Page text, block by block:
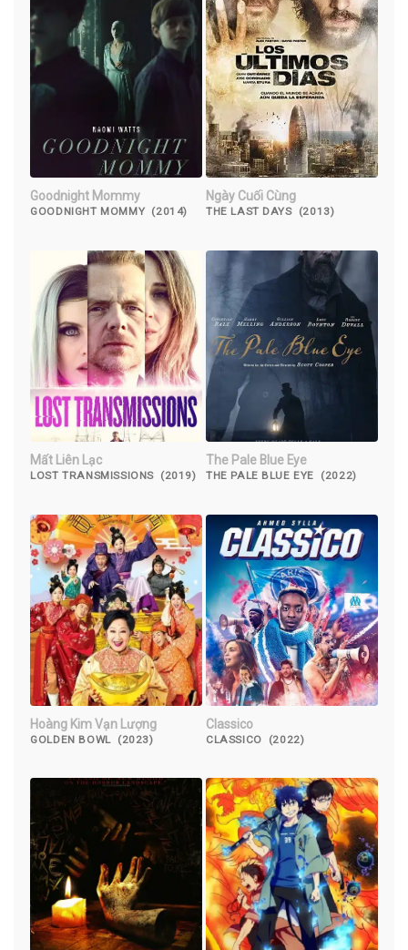
Goodnight Mommy
GOODNIGHT MOMMY (2014)
Ngày Cuối Cùng
THE LAST DAYS (2013)
Mất Liên Lạc
LOST TRANSMISSIONS (2019)
The Pale Blue Eye
THE PALE BLUE EYE (2022)
Hoàng Kim Vạn Lượng
GOLDEN BOWL (2023)
Classico
CLASSICO (2022)